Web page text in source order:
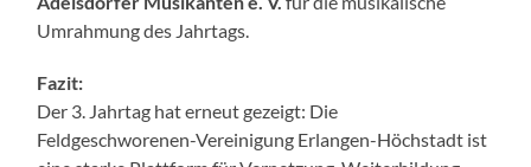
Umrahmung des Jahrtags.
Fazit:
Der 3. Jahrtag hat erneut gezeigt: Die
Feldgeschworenen-Vereinigung Erlangen-Höchstadt ist